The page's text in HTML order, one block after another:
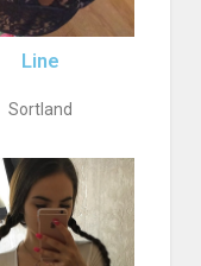
Line
Sortland